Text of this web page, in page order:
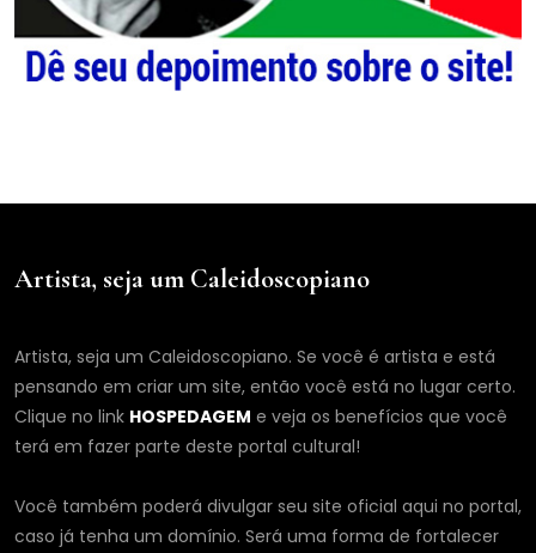
Artista, seja um Caleidoscopiano
Artista, seja um Caleidoscopiano. Se você é artista e está
pensando em criar um site, então você está no lugar certo.
Clique no link HOSPEDAGEM e veja os benefícios que você
terá em fazer parte deste portal cultural!
Você também poderá divulgar seu site oficial aqui no portal,
caso já tenha um domínio. Será uma forma de fortalecer